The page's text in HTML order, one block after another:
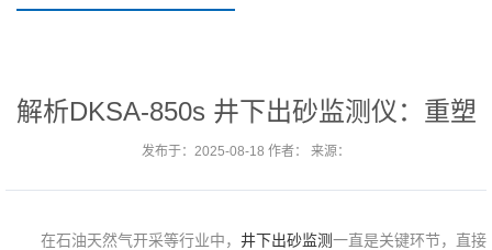
解析DKSA-850s 井下出砂监测仪：重塑
井下出砂监测格局
发布于：2025-08-18 作者： 来源：
在石油天然气开采等行业中， 井下出砂监测 一直是关键环节，直接